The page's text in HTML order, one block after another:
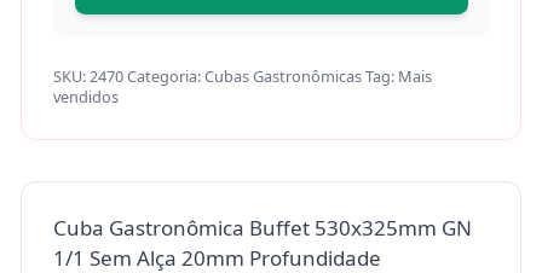
SKU:2470Categoria:Cubas GastronômicasTag: Mais
vendidos
Cuba Gastronômica Buffet 530x325mm GN
1/1 Sem Alça 20mm Profundidade